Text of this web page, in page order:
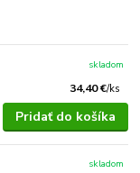
34,40 €/ks
skladom
Pridať do košíka
skladom